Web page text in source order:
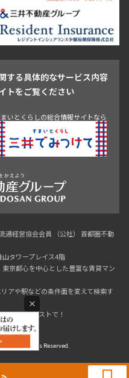
364
曜定休）
・自由が丘
池袋・板橋・王子
品川
目黒・中目黒
する具体的なサービス内容
トをご覧ください
いとくらしの総合情報サイトなら
通経営協会会員 （公社） 首都圏不動
山タワープレイス4階
京都心を中心とした豊富な賃貸マン
アや駅などの条件面を変えて検索す
ントファーストで！
All Rights Reserved.
×